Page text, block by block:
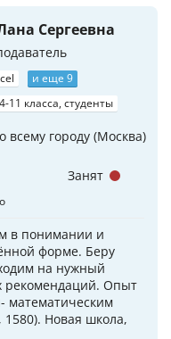
Сергеевна
и еще 9
11 класса, студенты
всему городу (Москва)
в понимании и
форме. Беру
на нужный
рекомендаций. Опыт
математическим
Новая школа,
Занят